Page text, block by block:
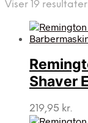
Viser 19 resultater
Shaver
219,95 kr.